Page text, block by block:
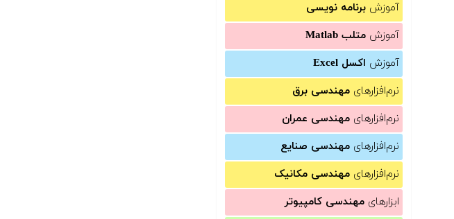
آموزش برنامه نویسی
آموزش متلب Matlab
آموزش اکسل Excel
نرم‌افزارهای مهندسی برق
نرم‌افزارهای مهندسی عمران
نرم‌افزارهای مهندسی صنایع
نرم‌افزارهای مهندسی مکانیک
ابزارهای مهندسی کامپیوتر